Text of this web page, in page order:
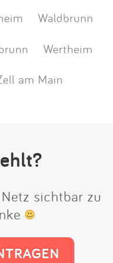
Waldbrunn
Wertheim
am Main
sichtbar zu